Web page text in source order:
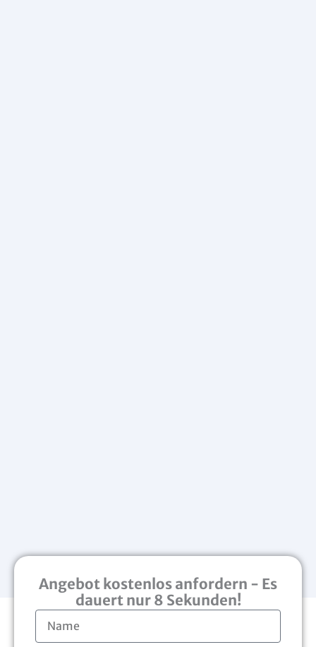
Angebot kostenlos anfordern - Es
dauert nur 8 Sekunden!
N